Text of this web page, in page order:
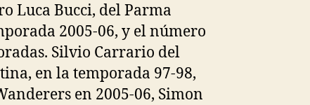
Luca Bucci, del Parma
2005-06, y el número
Silvio Carrario del
en la temporada 97-98,
en 2005-06, Simon